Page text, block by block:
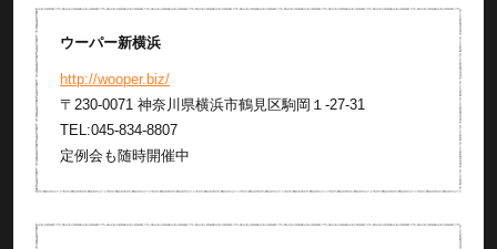
ウーパー新横浜
http://wooper.biz/
〒230-0071 神奈川県横浜市鶴見区駒岡１-27-31
TEL:045-834-8807
定例会も随時開催中